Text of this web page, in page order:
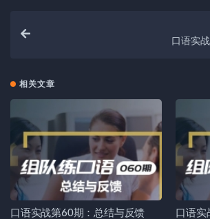
口语实
相关文章
口语实战第60期：总结与反馈
口语实